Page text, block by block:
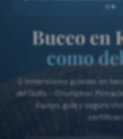
5★
Buceo en
como
2 inmersiones guiadas en
del Golfo - Chumphon
Equipo, guía y seguro